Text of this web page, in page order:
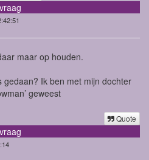
maar op houden.
gedaan? Ik ben met mijn dochter
geweest
Quote